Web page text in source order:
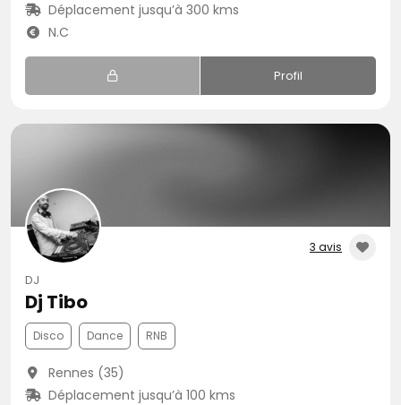
Déplacement jusqu’à 300 kms
N.C
Profil
3 avis
DJ
Dj Tibo
Disco Dance RNB
Rennes (35)
Déplacement jusqu’à 100 kms